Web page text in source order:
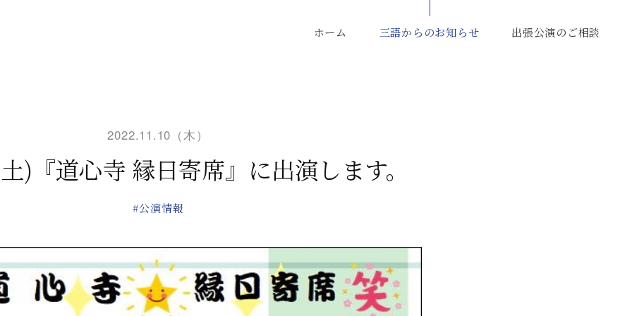
ホーム 三語からのお知らせ 出張公演のご相談
2022.11.10（木）
)『道心寺 縁日寄席』に出演します。
#公演情報